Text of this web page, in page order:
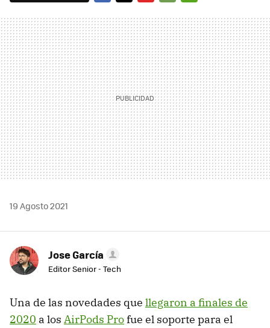
MAIL
19 Agosto 2021
Jose García
Editor Senior - Tech
Una de las novedades que llegaron a finales de
2020 a los AirPods Profue el soporte para el